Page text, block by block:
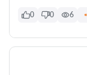
0 0 6